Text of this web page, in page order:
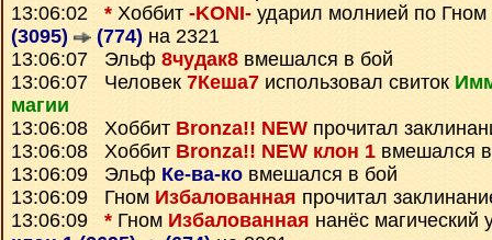
13:06:02 * Хоббит -KONI- ударил молнией по Гном
(3095)
(774) на 2321
13:06:07 Эльф 8чудак8 вмешался в бой
13:06:07 Человек 7Кеша7 использовал свиток
магии
13:06:08 Хоббит Bronza!! NEW прочитал
13:06:08 Хоббит Bronza!! NEW клон 1 вмешался
13:06:09 Эльф Ке-ва-ко вмешался в бой
13:06:09 Гном Избалованная прочитал
13:06:09 * Гном Избалованная нанёс магический